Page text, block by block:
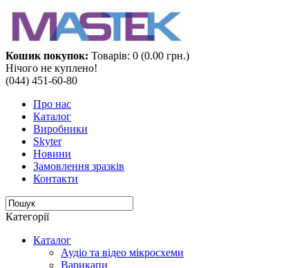
Кошик покупок: Товарів: 0 (0.00 грн.)
Нічого не куплено!
(044) 451-60-80
Про нас
Каталог
Виробники
Skyter
Новини
Замовлення зразків
Контакти
Категорії
Каталог
Аудіо та відео мікросхеми‎
Варикапи